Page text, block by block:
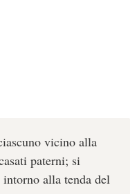
vicino alla
paterni; si
alla tenda del